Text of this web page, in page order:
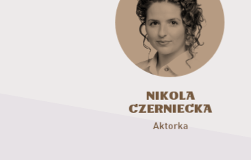
Nikola
Czerniecka
Aktorka